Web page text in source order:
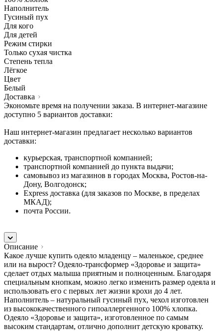
Наполнитель
Гусиный пух
Для кого
Для детей
Режим стирки
Только сухая чистка
Степень тепла
Лёгкое
Цвет
Белый
Доставка
Экономьте время на получении заказа. В интернет-магазине
доступно 5 вариантов доставки:
Наш интернет-магазин предлагает несколько вариантов
доставки:
курьерская, транспортной компанией;
транспортной компанией до пункта выдачи;
самовывоз из магазинов в городах Москва, Ростов-на-
Дону, Волгодонск;
Express доставка (для заказов по Москве, в пределах
МКАД);
почта России.
Описание
Какое лучше купить одеяло младенцу – маленькое, среднее
или на вырост? Одеяло-трансформер «Здоровье и защита»
сделает отдых малыша приятным и полноценным. Благодаря
специальным кнопкам, можно легко изменить размер одеяла и
использовать его с первых лет жизни крохи до 4 лет.
Наполнитель – натуральный гусиный пух, чехол изготовлен
из высококачественного гипоаллергенного 100% хлопка.
Одеяло «Здоровье и защита», изготовленное по самым
высоким стандартам, отлично дополнит детскую кроватку.